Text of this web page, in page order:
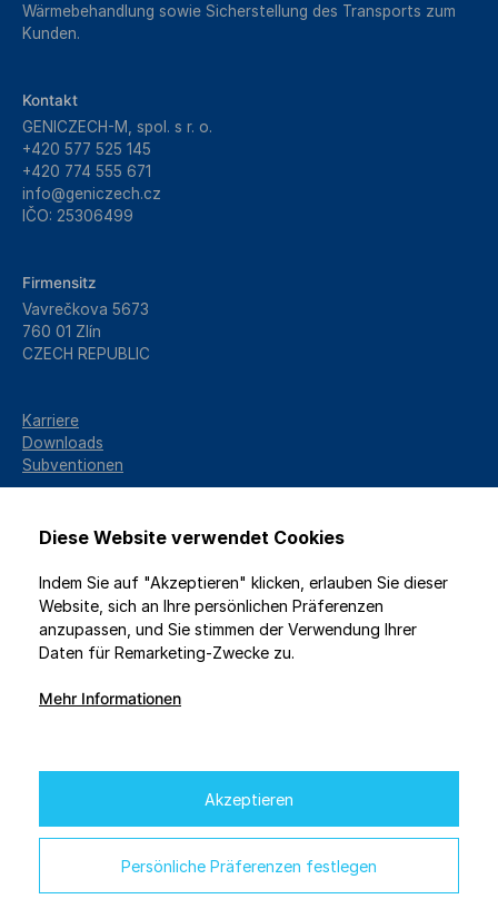
Wärmebehandlung sowie Sicherstellung des Transports zum
Kunden.
Kontakt
GENICZECH-M, spol. s r. o.
+420 577 525 145
+420 774 555 671
info@geniczech.cz
IČO: 25306499
Firmensitz
Vavrečkova 5673
760 01 Zlín
CZECH REPUBLIC
Karriere
Downloads
Subventionen
2026 © GENICZECH-M, spol. s r.o. / Alle Rechte vorbehalten
WebdesignStudio 9
Finanzielle Unterstützung für das Projekt leistet die EU im
Rahmen des National Recovery Plan.
Diese Website verwendet Cookies
Indem Sie auf "Akzeptieren" klicken, erlauben Sie dieser
Website, sich an Ihre persönlichen Präferenzen
anzupassen, und Sie stimmen der Verwendung Ihrer
Daten für Remarketing-Zwecke zu.
Mehr Informationen
Akzeptieren
Persönliche Präferenzen festlegen